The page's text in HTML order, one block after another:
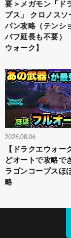
要＞メガモン「ド
プス」 クロノスソ
パン攻略（テンシ
バフ延長も不要）
ウォーク】
2026.08.06
【ドラクエウォー
どオートで攻略で
ラゴンコープスほ
略